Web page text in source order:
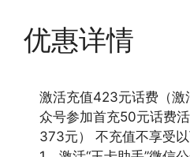
优惠详情
激活充值423元话费（激
众号参加首充50元话费
373元） 不充值不享受